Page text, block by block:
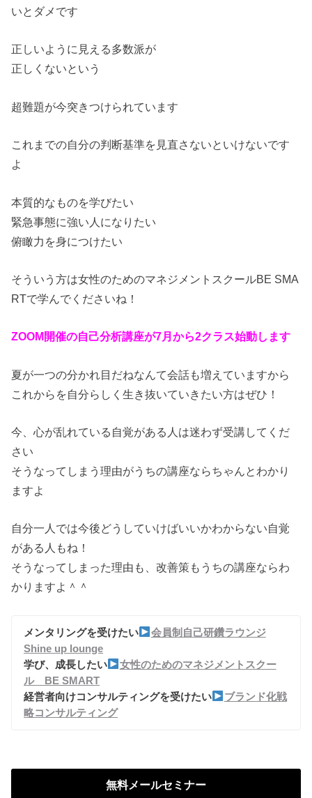
いとダメです
正しいように見える多数派が
正しくないという
超難題が今突きつけられています
これまでの自分の判断基準を見直さないといけないです
よ
本質的なものを学びたい
緊急事態に強い人になりたい
俯瞰力を身につけたい
そういう方は女性のためのマネジメントスクールBE SMA
RTで学んでくださいね！
ZOOM開催の自己分析講座が7月から2クラス始動します
夏が一つの分かれ目だねなんて会話も増えていますから
これからを自分らしく生き抜いていきたい方はぜひ！
今、心が乱れている自覚がある人は迷わず受講してくだ
さい
そうなってしまう理由がうちの講座ならちゃんとわかり
ますよ
自分一人では今後どうしていけばいいかわからない自覚
がある人もね！
そうなってしまった理由も、改善策もうちの講座ならわ
かりますよ＾＾
メンタリングを受けたい
会員制自己研鑽ラウンジ
Shine up lounge
学び、成長したい
女性のためのマネジメントスクー
ル BE SMART
経営者向けコンサルティングを受けたい
ブランド化戦
略コンサルティング
無料メールセミナー